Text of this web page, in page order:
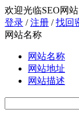
欢迎光临SEO网站
登录 /注册 /找回
网站名称
网站名称
网站地址
网站描述